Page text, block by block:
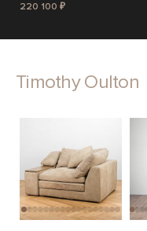
220 100 ₽
Timothy Oulton